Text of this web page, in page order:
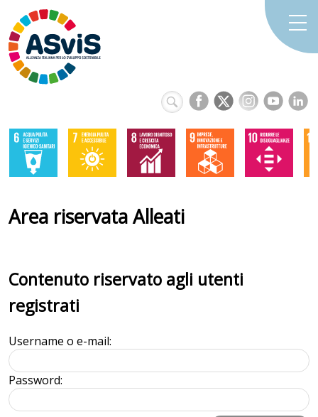
Area riservata Alleati
Contenuto riservato agli utenti
registrati
Username o e-mail:
Password: